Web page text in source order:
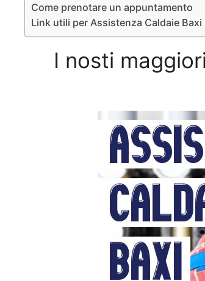
Come prenotare un appuntamento
Link utili per Assistenza Caldaie
I nosti